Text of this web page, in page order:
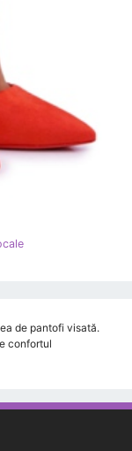
de pantofi visată.
confortul